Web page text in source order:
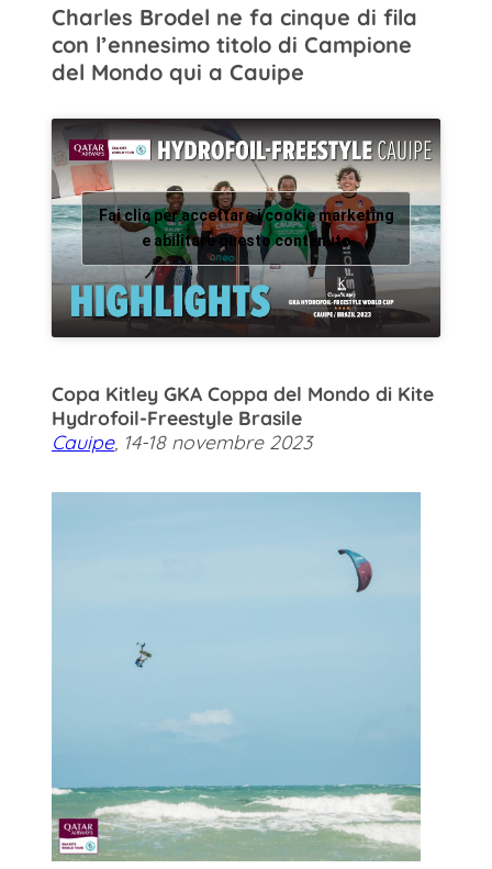
Charles Brodel ne fa cinque di fila
con l’ennesimo titolo di Campione
del Mondo qui a Cauipe
Fai clic per accettare i cookie marketing
e abilitare questo contenuto
Copa Kitley GKA Coppa del Mondo di Kite
Hydrofoil-Freestyle Brasile
Cauipe, 14-18 novembre 2023